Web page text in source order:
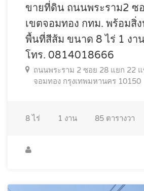
ขายที่ดิน ถนนพระราม2 ซ
เขตจอมทอง กทม. พร้อมสิ่
พื้นที่สีส้ม ขนาด 8 ไร่ 1 งา
โทร. 0814018666
ถนนพระราม 2 ซอย 28 แยก 22
จอมทอง กรุงเทพมหานคร 10150
8ไร่ 1 งาน 85 ตารางวา